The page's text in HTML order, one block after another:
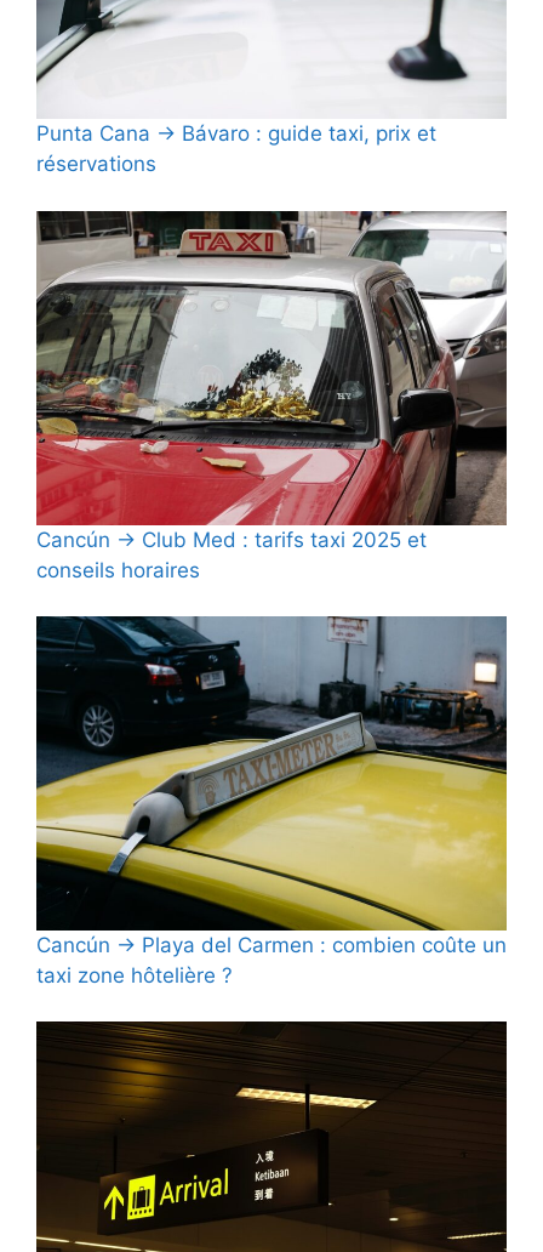
Punta Cana → Bávaro : guide taxi, prix et
réservations
Cancún → Club Med : tarifs taxi 2025 et
conseils horaires
Cancún → Playa del Carmen : combien coûte un
taxi zone hôtelière ?